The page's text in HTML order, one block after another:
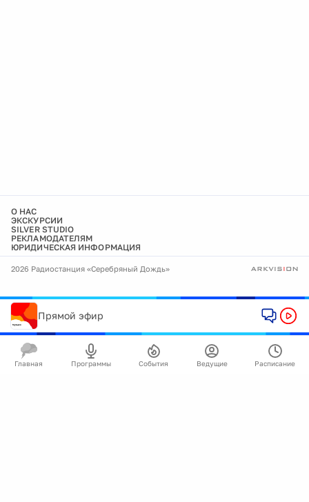
О НАС
ЭКСКУРСИИ
SILVER STUDIO
РЕКЛАМОДАТЕЛЯМ
ЮРИДИЧЕСКАЯ ИНФОРМАЦИЯ
2026 Радиостанция «Серебряный Дождь»
Прямой эфир
Главная Программы События Ведущие Расписание